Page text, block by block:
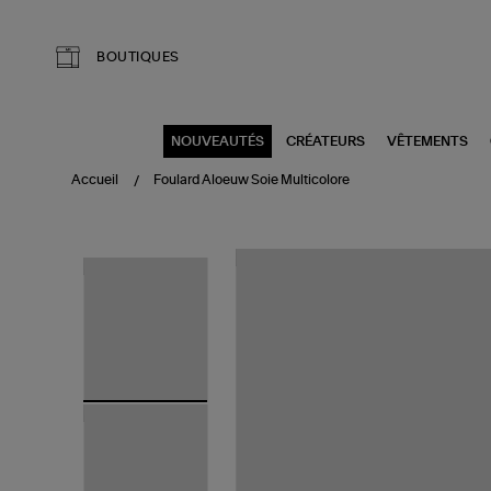
BOUTIQUES
NOUVEAUTÉS CRÉATEURS VÊTEMENTS
Accueil Foulard Aloeuw Soie Multicolore